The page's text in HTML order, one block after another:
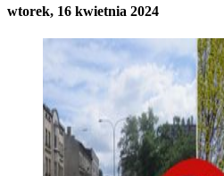
wtorek, 16 kwietnia 2024